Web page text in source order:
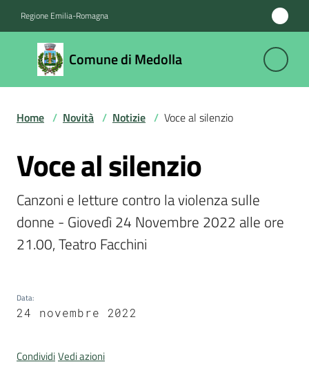
Regione Emilia-Romagna
Comune di Medolla
Comune
di
Medolla
Menu selezionato
Servizi
Comune
Home / Novità / Notizie / Voce al silenzio
Salta al contenuto
Voce al silenzio
Canzoni e letture contro la violenza sulle
donne - Giovedì 24 Novembre 2022 alle ore
21.00, Teatro Facchini
Data:
24 novembre 2022
CondividiVedi azioni